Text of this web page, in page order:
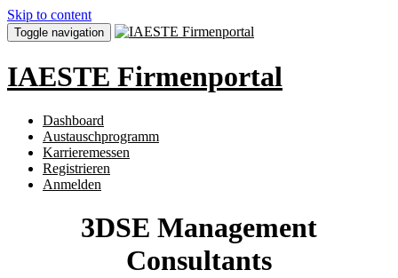
Skip to content
Toggle navigation
IAESTE Firmenportal
Dashboard
Austauschprogramm
Karrieremessen
Registrieren
Anmelden
3DSE Management
Consultants